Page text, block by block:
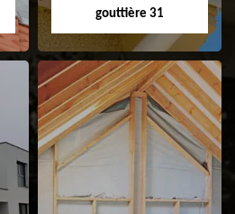
gouttière 31
Nettoyage et pose